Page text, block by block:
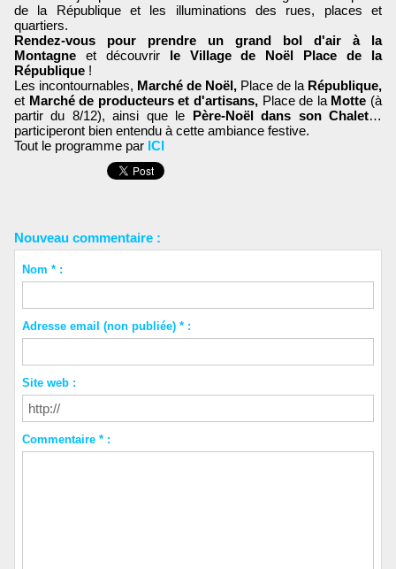
de la République et les illuminations des rues, places et
quartiers.
Rendez-vous pour prendre un grand bol d'air à la
Montagne et découvrir le Village de Noël Place de la
République !
Les incontournables, Marché de Noël, Place de la République,
et Marché de producteurs et d'artisans, Place de la Motte (à
partir du 8/12), ainsi que le Père-Noël dans son Chalet…
participeront bien entendu à cette ambiance festive.
Tout le programme par ICI
Nouveau commentaire :
Nom * :
Adresse email (non publiée) * :
Site web :
Commentaire * :